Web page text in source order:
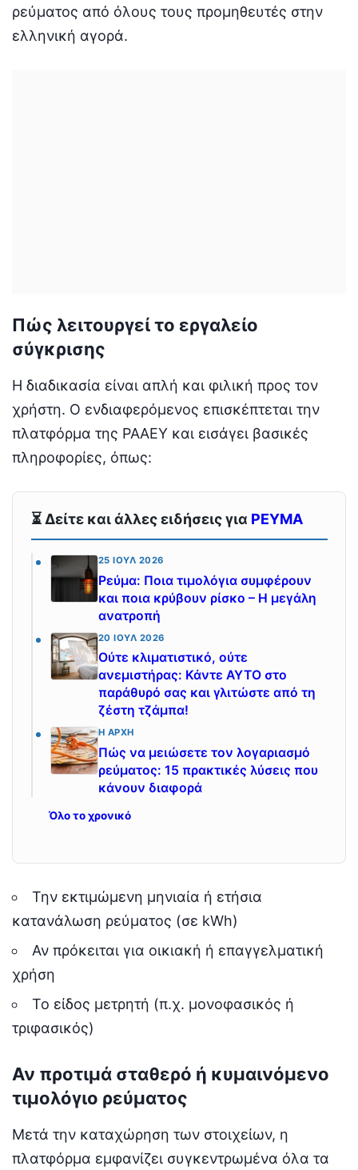
ρεύματος από όλους τους προμηθευτές στην
ελληνική αγορά.
Πώς λειτουργεί το εργαλείο
σύγκρισης
Η διαδικασία είναι απλή και φιλική προς τον
χρήστη. Ο ενδιαφερόμενος επισκέπτεται την
πλατφόρμα της ΡΑΑΕΥ και εισάγει βασικές
πληροφορίες, όπως:
⏳ Δείτε και άλλες ειδήσεις για ΡΕΥΜΑ
25 ΙΟΎΛ 2026
Ρεύμα: Ποια τιμολόγια συμφέρουν
και ποια κρύβουν ρίσκο – Η μεγάλη
ανατροπή
20 ΙΟΎΛ 2026
Ούτε κλιματιστικό, ούτε
ανεμιστήρας: Κάντε ΑΥΤΟ στο
παράθυρό σας και γλιτώστε από τη
ζέστη τζάμπα!
Η ΑΡΧΉ
Πώς να μειώσετε τον λογαριασμό
ρεύματος: 15 πρακτικές λύσεις που
κάνουν διαφορά
Όλο το χρονικό
Την εκτιμώμενη μηνιαία ή ετήσια
κατανάλωση ρεύματος (σε kWh)
Αν πρόκειται για οικιακή ή επαγγελματική
χρήση
Το είδος μετρητή (π.χ. μονοφασικός ή
τριφασικός)
Αν προτιμά σταθερό ή κυμαινόμενο
τιμολόγιο ρεύματος
Μετά την καταχώρηση των στοιχείων, η
πλατφόρμα εμφανίζει συγκεντρωμένα όλα τα